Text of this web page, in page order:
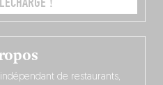
de restaurants,